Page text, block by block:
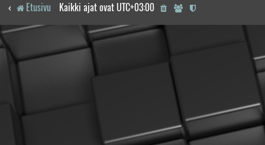
Etusivu Kaikki ajat ovat UTC+03:00